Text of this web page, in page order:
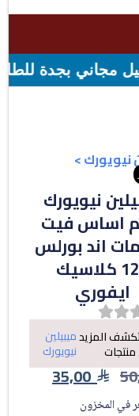
فوق قيمه ال ١٠٠ ريال - شحن
نيويورك>
نيويورك
اساس فيت
اند بورلس
120 كلاسيك
ايفوري
المزيدميبيلين
نيويورك
35,00
في المخزون